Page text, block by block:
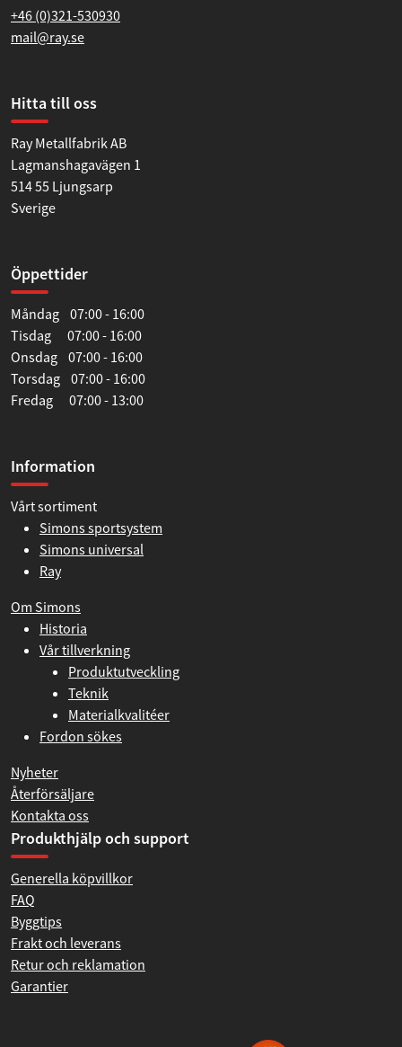
+46 (0)321-530930
mail@ray.se
Hitta till oss
Ray Metallfabrik AB
Lagmanshagavägen 1
514 55 Ljungsarp
Sverige
Öppettider
Måndag 07:00 - 16:00
Tisdag 07:00 - 16:00
Onsdag 07:00 - 16:00
Torsdag 07:00 - 16:00
Fredag 07:00 - 13:00
Information
Vårt sortiment
Simons sportsystem
Simons universal
Ray
Om Simons
Historia
Vår tillverkning
Produktutveckling
Teknik
Materialkvalitéer
Fordon sökes
Nyheter
Återförsäljare
Kontakta oss
Produkthjälp och support
Generella köpvillkor
FAQ
Byggtips
Frakt och leverans
Retur och reklamation
Garantier